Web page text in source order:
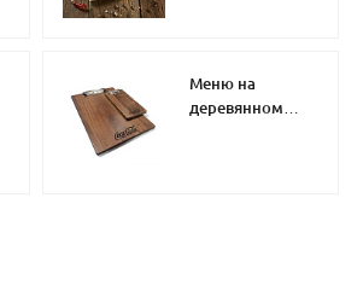
Меню на
деревянном